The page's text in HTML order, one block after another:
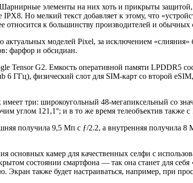
элементы на них хоть и прикрыты
Но мелкий текст добавляет к этому, что
относится к большинству производителей и обычных
актуальных моделей Pixel, за исключением
фарфор и обсидиан.
Tensor G2. Емкость оперативной памяти LPDDR5
6 ГГц), физический слот для SIM-карт со второй
три: широкоугольный 48-мегапиксельный со
углом 121,1°; и в то же время телеобъектив также
получила 9,5 Мп с ƒ/2.2, а внутренняя получила 8
основных камер для качественных селфи с
состоянии смартфона — так она станет для
Экран также будет настраиваться, например, при